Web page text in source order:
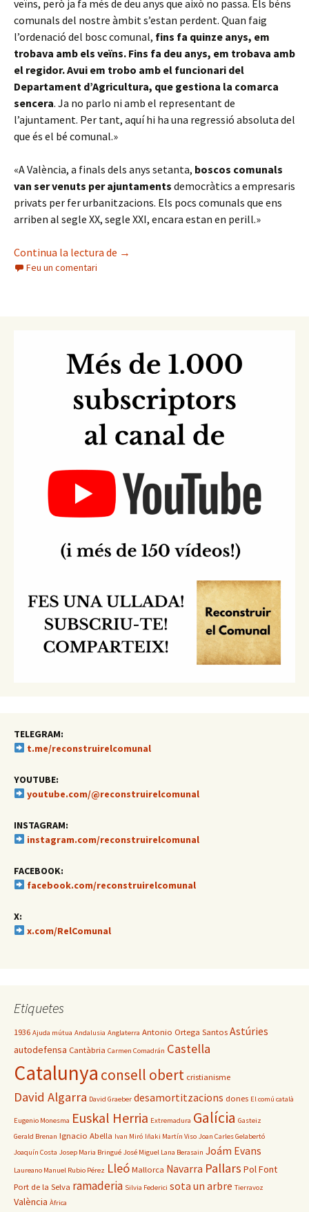
veïns, però ja fa més de deu anys que això no passa. Els béns
comunals del nostre àmbit s’estan perdent. Quan faig
l’ordenació del bosc comunal, fins fa quinze anys, em
trobava amb els veïns. Fins fa deu anys, em trobava amb
el regidor. Avui em trobo amb el funcionari del
Departament d’Agricultura, que gestiona la comarca
sencera. Ja no parlo ni amb el representant de
l’ajuntament. Per tant, aquí hi ha una regressió absoluta del
que és el bé comunal.»
«A València, a finals dels anys setanta, boscos comunals
van ser venuts per ajuntaments democràtics a empresaris
privats per fer urbanitzacions. Els pocs comunals que ens
arriben al segle XX, segle XXI, encara estan en perill.»
Continua la lectura de Gestió forestal, comunals i economia
→
Feu un comentari
TELEGRAM:
t.me/reconstruirelcomunal
YOUTUBE:
youtube.com/@reconstruirelcomunal
INSTAGRAM:
instagram.com/reconstruirelcomunal
FACEBOOK:
facebook.com/reconstruirelcomunal
X:
x.com/RelComunal
Etiquetes
1936 Ajuda mútua Andalusia Anglaterra Antonio Ortega Santos Astúries
autodefensa Cantàbria Carmen Comadrán Castella
Catalunya consell obert cristianisme
David Algarra David Graeber desamortitzacions dones El comú català
Eugenio Monesma Euskal Herria Extremadura Galícia Gasteiz
Gerald Brenan Ignacio Abella Ivan Miró Iñaki Martín Viso Joan Carles Gelabertó
Joaquín Costa Josep Maria Bringué José Miguel Lana Berasain Joám Evans
Laureano Manuel Rubio Pérez Lleó Mallorca Navarra Pallars Pol Font
Port de la Selva ramaderia Silvia Federici sota un arbre Tierravoz
València Àfrica